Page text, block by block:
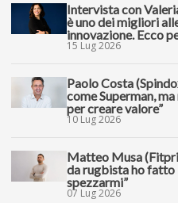
Intervista con
è uno dei migliori
innovazione. Ecco
15 Lug 2026
Paolo Costa
come Superman,
per creare valore”
10 Lug 2026
Matteo Musa
da rugbista ho fatto
spezzarmi”
07 Lug 2026